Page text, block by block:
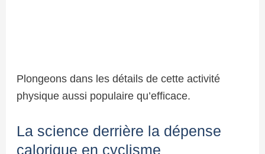
Plongeons dans les détails de cette activité
physique aussi populaire qu’efficace.
La science derrière la dépense
calorique en cyclisme